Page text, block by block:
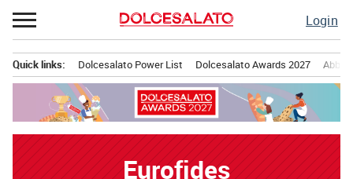
Passa
al
Login
principale
Quick links: Dolcesalato Power List Dolcesalato Awards 2027
Eurofides